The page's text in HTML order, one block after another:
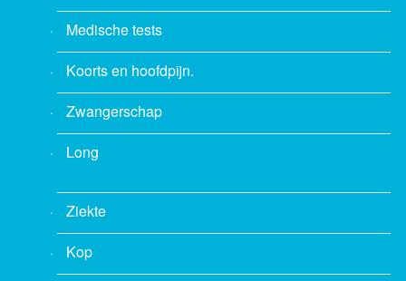
Medische tests
Koorts en hoofdpijn.
Zwangerschap
Long
Ziekte
Kop